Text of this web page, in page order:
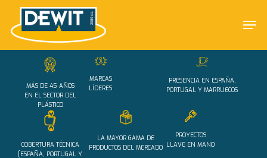
main
content
MÁS DE 45 AÑOS
EN EL SECTOR DEL
PLÁSTICO
MARCAS
LÍDERES
PRESENCIA EN ESPAÑA,
PORTUGAL Y MARRUECOS
COBERTURA TÉCNICA
[ESPAÑA, PORTUGAL Y
LA MAYOR GAMA DE
PRODUCTOS DEL MERCADO
PROYECTOS
LLAVE EN MANO
Menu